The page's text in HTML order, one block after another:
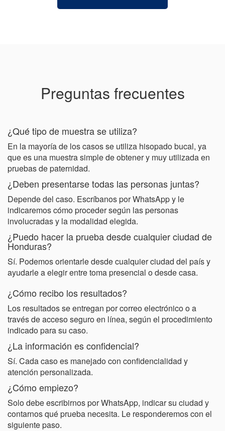
Preguntas frecuentes
¿Qué tipo de muestra se utiliza?
En la mayoría de los casos se utiliza hisopado bucal, ya
que es una muestra simple de obtener y muy utilizada en
pruebas de paternidad.
¿Deben presentarse todas las personas juntas?
Depende del caso. Escríbanos por WhatsApp y le
indicaremos cómo proceder según las personas
involucradas y la modalidad elegida.
¿Puedo hacer la prueba desde cualquier ciudad de
Honduras?
Sí. Podemos orientarle desde cualquier ciudad del país y
ayudarle a elegir entre toma presencial o desde casa.
¿Cómo recibo los resultados?
Los resultados se entregan por correo electrónico o a
través de acceso seguro en línea, según el procedimiento
indicado para su caso.
¿La información es confidencial?
Sí. Cada caso es manejado con confidencialidad y
atención personalizada.
¿Cómo empiezo?
Solo debe escribirnos por WhatsApp, indicar su ciudad y
contarnos qué prueba necesita. Le responderemos con el
siguiente paso.